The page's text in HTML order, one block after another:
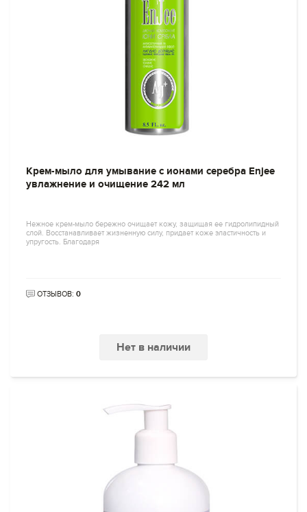
Крем-мыло для умывание с ионами серебра Enjee
увлажнение и очищение 242 мл
Нежное крем-мыло бережно очищает кожу, защищая ее гидролипидный
слой. Восстанавливает жизненную силу, придает коже эластичность и
упругость. Благодаря
ОТЗЫВОВ: 0
Нет в наличии